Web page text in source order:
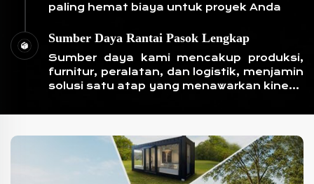
paling hemat biaya untuk proyek Anda
Sumber Daya Rantai Pasok Lengkap
Sumber daya kami mencakup produksi,
furnitur, peralatan, dan logistik, menjamin
solusi satu atap yang menawarkan kinerja